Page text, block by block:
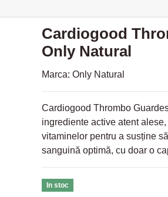
Cardiogood
Only Natural
Marca: Only Natural
Cardiogood Thrombo
ingrediente active atent
vitaminelor pentru a susține
sanguină optimă, cu doar o
In stoc